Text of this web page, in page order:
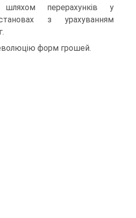
шляхом перерахунків у
з урахуванням
форм грошей.